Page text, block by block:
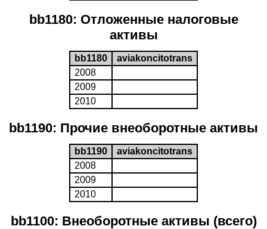
bb1180: Отложенные налоговые
активы
bb1180
aviakoncitotrans
2008
2009
2010
bb1190: Прочие внеоборотные активы
bb1190
aviakoncitotrans
2008
2009
2010
bb1100: Внеоборотные активы (всего)